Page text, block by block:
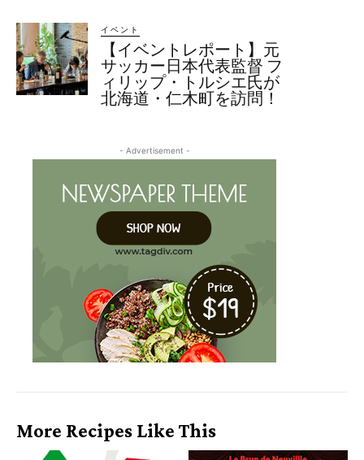
イベント
【イベントレポート】元
サッカー日本代表監督 フ
ィリップ・トルシエ氏が
北海道・仁木町を訪問！
- Advertisement -
More Recipes Like This